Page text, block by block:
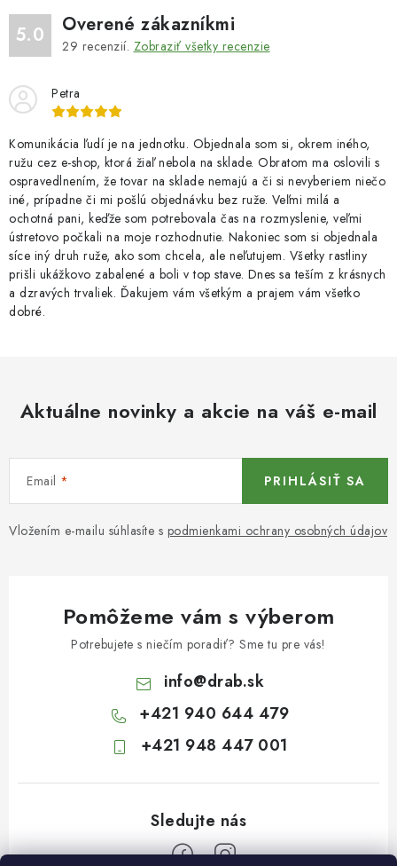
5.0 Overené zákazníkmi
29 recenzií. Zobraziť všetky recenzie
Petra
Komunikácia ľudí je na jednotku. Objednala som si, okrem iného,
ružu cez e-shop, ktorá žiaľ nebola na sklade. Obratom ma oslovili s
ospravedlnením, že tovar na sklade nemajú a či si nevyberiem niečo
iné, prípadne či mi pošlú objednávku bez ruže. Veľmi milá a
ochotná pani, keďže som potrebovala čas na rozmyslenie, veľmi
ústretovo počkali na moje rozhodnutie. Nakoniec som si objednala
síce iný druh ruže, ako som chcela, ale neľutujem. Všetky rastliny
prišli ukážkovo zabalené a boli v top stave. Dnes sa teším z krásnych
a dzravých trvaliek. Ďakujem vám všetkým a prajem vám všetko
dobré.
Aktuálne novinky a akcie na váš e-mail
Email
Vložením e-mailu súhlasíte s podmienkami ochrany osobných údajov
PRIHLÁSIŤ SA
Pomôžeme vám s výberom
Potrebujete s niečím poradiť? Sme tu pre vás!
info@drab.sk
+421 940 644 479
+421 948 447 001